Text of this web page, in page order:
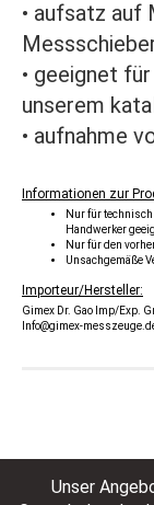
• aufsatz auf
• geeignet
unserem
• aufnahme
Informationen zur
Nur für
Handwerker
Nur für den
Unsachgemäße
Importeur/Hersteller:
Gimex Dr. Gao Imp/Exp.
Info@gimex-
Unser